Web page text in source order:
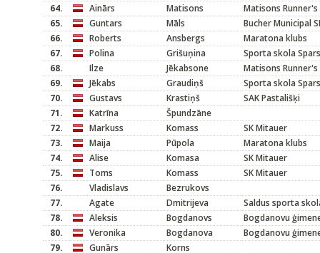
64.
Ainārs Matisons
Matisons Runner's
65.
Guntars Māls
Bucher Municipal
66.
Roberts Ansbergs
Maratona klubs
67.
Polina Grišuņina
Sporta skola Spars
68.
Ilze Jēkabsone
Matisons Runner's
69.
Jēkabs Graudiņš
Sporta skola Spars
70.
Gustavs Krastiņš
SAK Pastališķi
71.
Katrīna
Špundzāne
72.
Markuss Komass
SK Mitauer
73.
Maija Pūpola
Maratona klubs
74.
Alise Komasa
SK Mitauer
75.
Toms Komass
SK Mitauer
76.
Vladislavs
Bezrukovs
77.
Agate Dmitrijeva
Saldus sporta
78.
Aleksis Bogdanovs
Bogdanovu
80.
Veronika Bogdanova
Bogdanovu
79.
Gunārs
Korns